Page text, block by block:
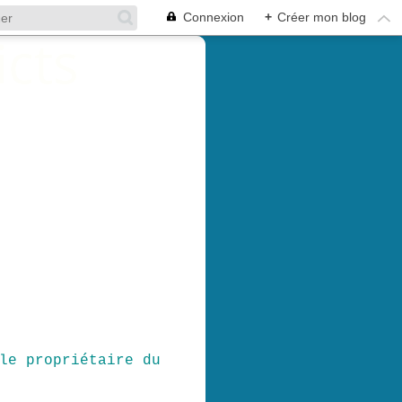
Connexion + Créer mon blog
propriétaire du